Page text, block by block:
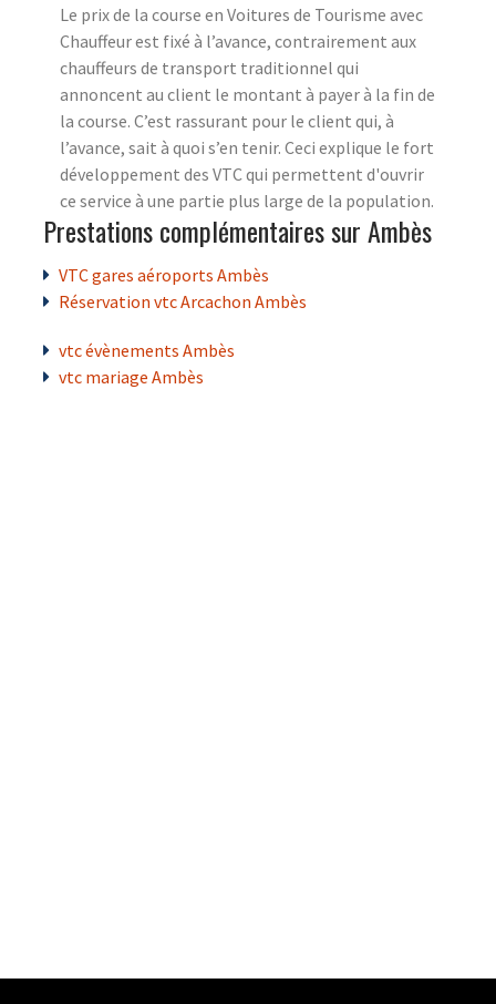
Le prix de la course en Voitures de Tourisme avec
Chauffeur est fixé à l’avance, contrairement aux
chauffeurs de transport traditionnel qui
annoncent au client le montant à payer à la fin de
la course. C’est rassurant pour le client qui, à
l’avance, sait à quoi s’en tenir. Ceci explique le fort
développement des VTC qui permettent d'ouvrir
ce service à une partie plus large de la population.
Prestations complémentaires sur Ambès
VTC gares aéroports Ambès
Réservation vtc Arcachon Ambès
vtc évènements Ambès
vtc mariage Ambès